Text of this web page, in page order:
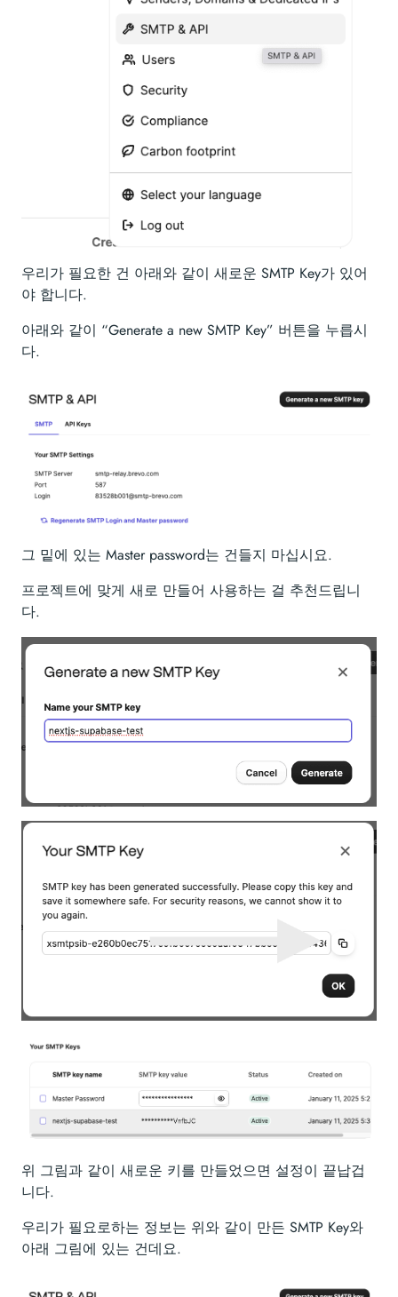
우리가 필요한 건 아래와 같이 새로운 SMTP Key가 있어
야 합니다.
아래와 같이 “Generate a new SMTP Key” 버튼을 누릅시
다.
그 밑에 있는 Master password는 건들지 마십시요.
프로젝트에 맞게 새로 만들어 사용하는 걸 추천드립니
다.
위 그림과 같이 새로운 키를 만들었으면 설정이 끝납겁
니다.
우리가 필요로하는 정보는 위와 같이 만든 SMTP Key와
아래 그림에 있는 건데요.